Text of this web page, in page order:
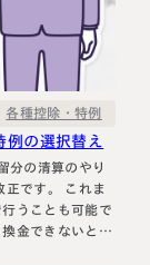
各種控除・特例
例の選択替え
うことも可能で
金できないとい